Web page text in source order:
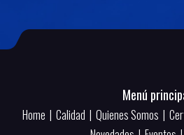
Menú
Home | Calidad | Quienes Somos |